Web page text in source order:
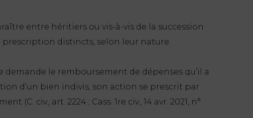
entre héritiers ou vis-à-vis de la succession
prescription distincts, selon leur nature.
demande le remboursement de dépenses qu’il a
d’un bien indivis, son action se prescrit par
(C. civ., art. 2224 ; Cass. 1re civ., 14 avr. 2021, n°